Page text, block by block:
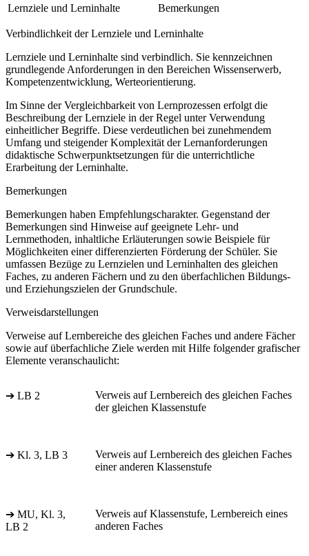
Lernziele und Lerninhalte Bemerkungen
Verbindlichkeit der Lernziele und Lerninhalte
Lernziele und Lerninhalte sind verbindlich. Sie kennzeichnen
grundlegende Anforderungen in den Bereichen Wissenserwerb,
Kompetenzentwicklung, Werteorientierung.
Im Sinne der Vergleichbarkeit von Lernprozessen erfolgt die
Beschreibung der Lernziele in der Regel unter Verwendung
einheitlicher Begriffe. Diese verdeutlichen bei zunehmendem
Umfang und steigender Komplexität der Lernanforderungen
didaktische Schwerpunktsetzungen für die unterrichtliche
Erarbeitung der Lerninhalte.
Bemerkungen
Bemerkungen haben Empfehlungscharakter. Gegenstand der
Bemerkungen sind Hinweise auf geeignete Lehr- und
Lernmethoden, inhaltliche Erläuterungen sowie Beispiele für
Möglichkeiten einer differenzierten Förderung der Schüler. Sie
umfassen Bezüge zu Lernzielen und Lerninhalten des gleichen
Faches, zu anderen Fächern und zu den überfachlichen Bildungs-
und Erziehungszielen der Grundschule.
Verweisdarstellungen
Verweise auf Lernbereiche des gleichen Faches und andere Fächer
sowie auf überfachliche Ziele werden mit Hilfe folgender grafischer
Elemente veranschaulicht:
➔ LB 2
Verweis auf Lernbereich des gleichen Faches
der gleichen Klassenstufe
➔ Kl. 3, LB 3
Verweis auf Lernbereich des gleichen Faches
einer anderen Klassenstufe
➔ MU, Kl. 3,
LB 2
Verweis auf Klassenstufe, Lernbereich eines
anderen Faches